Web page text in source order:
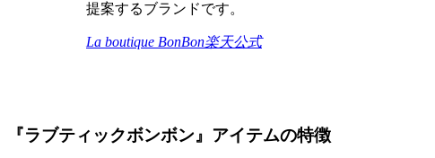
提案するブランドです。
La boutique BonBon楽天公式
『ラブティックボンボン』アイテムの特徴